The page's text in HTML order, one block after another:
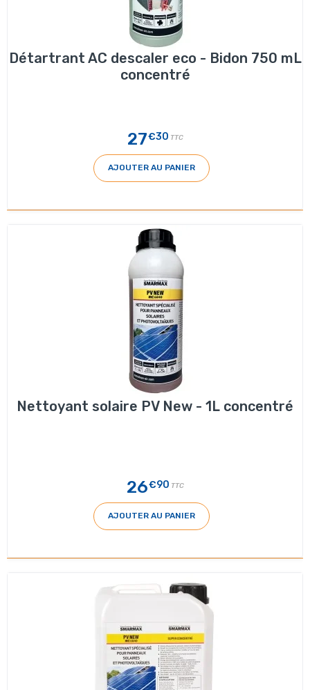
Détartrant AC descaler eco - Bidon 750 mL
concentré
27€30 TTC
AJOUTER AU PANIER
Nettoyant solaire PV New - 1L concentré
26€90 TTC
AJOUTER AU PANIER